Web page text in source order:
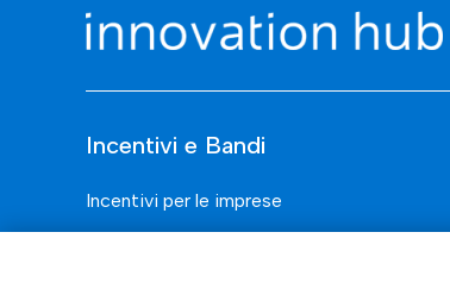
Incentivi e Bandi
Incentivi per le imprese